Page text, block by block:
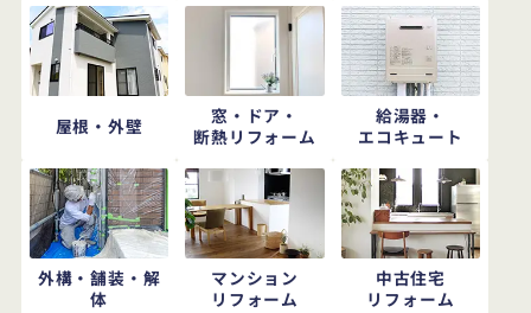
屋根・外壁
窓・ドア・
断熱リフォーム
給湯器・
エコキュート
外構・舗装・解
体
マンション
リフォーム
中古住宅
リフォーム